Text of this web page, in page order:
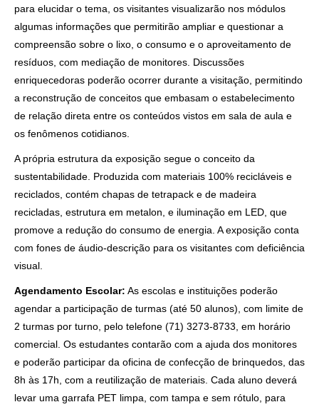
para elucidar o tema, os visitantes visualizarão nos módulos
algumas informações que permitirão ampliar e questionar a
compreensão sobre o lixo, o consumo e o aproveitamento de
resíduos, com mediação de monitores. Discussões
enriquecedoras poderão ocorrer durante a visitação, permitindo
a reconstrução de conceitos que embasam o estabelecimento
de relação direta entre os conteúdos vistos em sala de aula e
os fenômenos cotidianos.
A própria estrutura da exposição segue o conceito da
sustentabilidade. Produzida com materiais 100% recicláveis e
reciclados, contém chapas de tetrapack e de madeira
recicladas, estrutura em metalon, e iluminação em LED, que
promove a redução do consumo de energia. A exposição conta
com fones de áudio-descrição para os visitantes com deficiência
visual.
Agendamento Escolar: As escolas e instituições poderão
agendar a participação de turmas (até 50 alunos), com limite de
2 turmas por turno, pelo telefone (71) 3273-8733, em horário
comercial. Os estudantes contarão com a ajuda dos monitores
e poderão participar da oficina de confecção de brinquedos, das
8h às 17h, com a reutilização de materiais. Cada aluno deverá
levar uma garrafa PET limpa, com tampa e sem rótulo, para